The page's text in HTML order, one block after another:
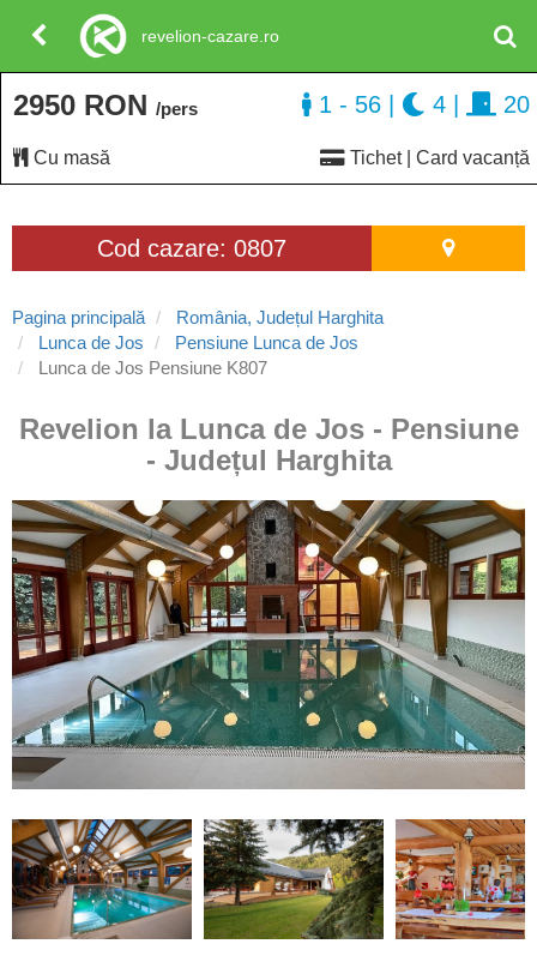
Cod cazare: 0807
Pagina principală
România, Județul Harghita
Lunca de Jos
Pensiune Lunca de Jos
Lunca de Jos Pensiune K807
Revelion la Lunca de Jos - Pensiune
- Județul Harghita
2950 RON /pers
Cu masă Tichet | Card vacanță
1 - 56 4 20
revelion-cazare.ro